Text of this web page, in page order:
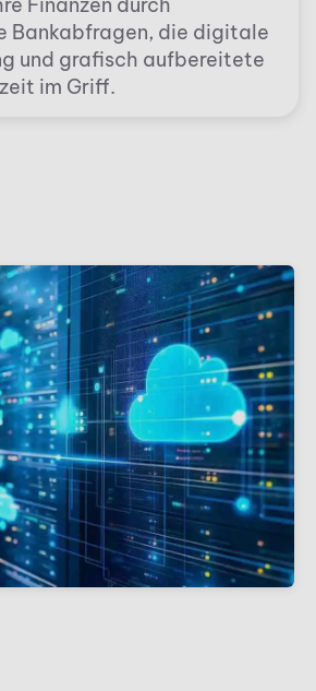
Bankabfragen, die digitale
und grafisch aufbereitete
im Griff.